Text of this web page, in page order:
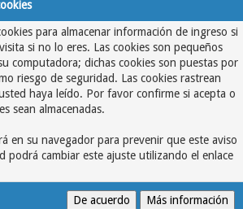
para almacenar información de ingreso si
si no lo eres. Las cookies son pequeños
computadora; dichas cookies son puestas por
riesgo de seguridad. Las cookies rastrean
haya leído. Por favor confirme si acepta o
sean almacenadas.
en su navegador para prevenir que este aviso
podrá cambiar este ajuste utilizando el enlace